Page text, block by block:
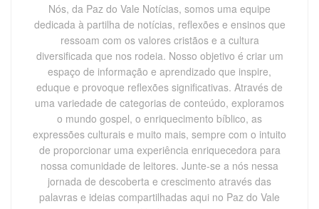
Nós, da Paz do Vale Notícias, somos uma equipe
dedicada à partilha de notícias, reflexões e ensinos que
ressoam com os valores cristãos e a cultura
diversificada que nos rodeia. Nosso objetivo é criar um
espaço de informação e aprendizado que inspire,
eduque e provoque reflexões significativas. Através de
uma variedade de categorias de conteúdo, exploramos
o mundo gospel, o enriquecimento bíblico, as
expressões culturais e muito mais, sempre com o intuito
de proporcionar uma experiência enriquecedora para
nossa comunidade de leitores. Junte-se a nós nessa
jornada de descoberta e crescimento através das
palavras e ideias compartilhadas aqui no Paz do Vale